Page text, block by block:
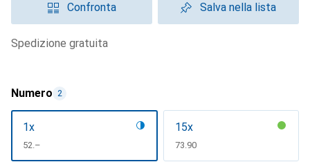
Confronta Salva nella lista
spedizione gratuita
Numero 2
1x
CHF
52.–
15x
CHF
73.90